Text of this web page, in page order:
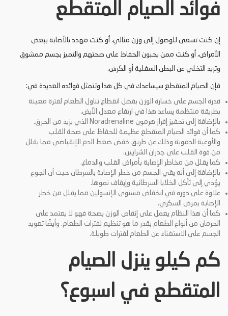
فوائد الصيام المتقطع
إن كنت تسعى للوصول إلى وزن مثالي، أو كنت مهدد بالأصابة ببعض
الأمراض، أو كنت ممن يحبون الحفاظ على صحتهم والتميز بجسم ممشوق
وتريد التخلي عن البطن السفلية أو الكرش.
فإن الصيام المتقطع سيساعدك في كل هذا وتتمثل فوائده العديدة في:
قدرة الجسم على خسارة الوزن بفضل انقطاع تناول الطعام لفترة معينة
بطريقة منتظمة يساعد هذا في ارتفاع معدل الأيض.
بالإضافة إلى تحفيز إفراز هرمون Noradrenaline الذي يزيد من الحرق.
كما أن فوائد الصيام المتقطع عظيمة للحفاظ على صحة القلب
والأوعية الدموية وذلك عن طريق خفض ضغط الدم الإنقباضي مما يقلل
من قوة القلب على جدران الشرايين.
كما يقلل من مخاطر الإصابة بأمراض القلب والدماغ.
بالإضافة إلى أنه يقي الجسم من خطر الإصابة بالسرطان حيث أن الجوع
يؤدي إلى تآكل الخلايا السرطانية وإيقاف نموها.
علاوة على دوره في انخفاض مستوى الإنسولين مما يقلل من خطر
الإصابة بمرض السكري.
كما أن هذا النظام يعمل على إنقاص الوزن بصحة فهو لا يعتمد على
الحرمان من أنواع الطعام بقدر ما هو تنظيم لفترات الطعام. وأيضًا تعويد
الجسم على الاستغناء عن الطعام لفترات طويلة.
كم كيلو ينزل الصيام
المتقطع في اسبوع؟